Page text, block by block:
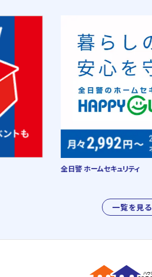
一覧を見る
全日警 ホームセキュリティ